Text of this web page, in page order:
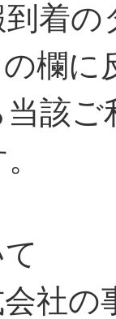
着
の欄
該
社の